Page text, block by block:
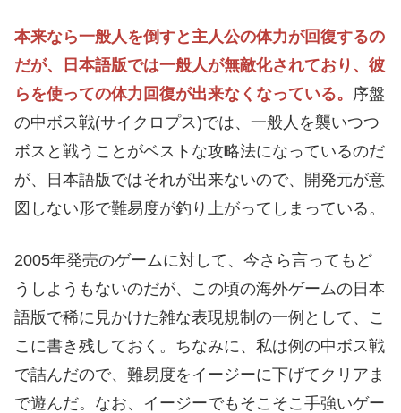
本来なら一般人を倒すと主人公の体力が回復するの
だが、日本語版では一般人が無敵化されており、彼
らを使っての体力回復が出来なくなっている。 序盤
の中ボス戦(サイクロプス)では、一般人を襲いつつ
ボスと戦うことがベストな攻略法になっているのだ
が、日本語版ではそれが出来ないので、開発元が意
図しない形で難易度が釣り上がってしまっている。
2005年発売のゲームに対して、今さら言ってもど
うしようもないのだが、この頃の海外ゲームの日本
語版で稀に見かけた雑な表現規制の一例として、こ
こに書き残しておく。ちなみに、私は例の中ボス戦
で詰んだので、難易度をイージーに下げてクリアま
で遊んだ。なお、イージーでもそこそこ手強いゲー